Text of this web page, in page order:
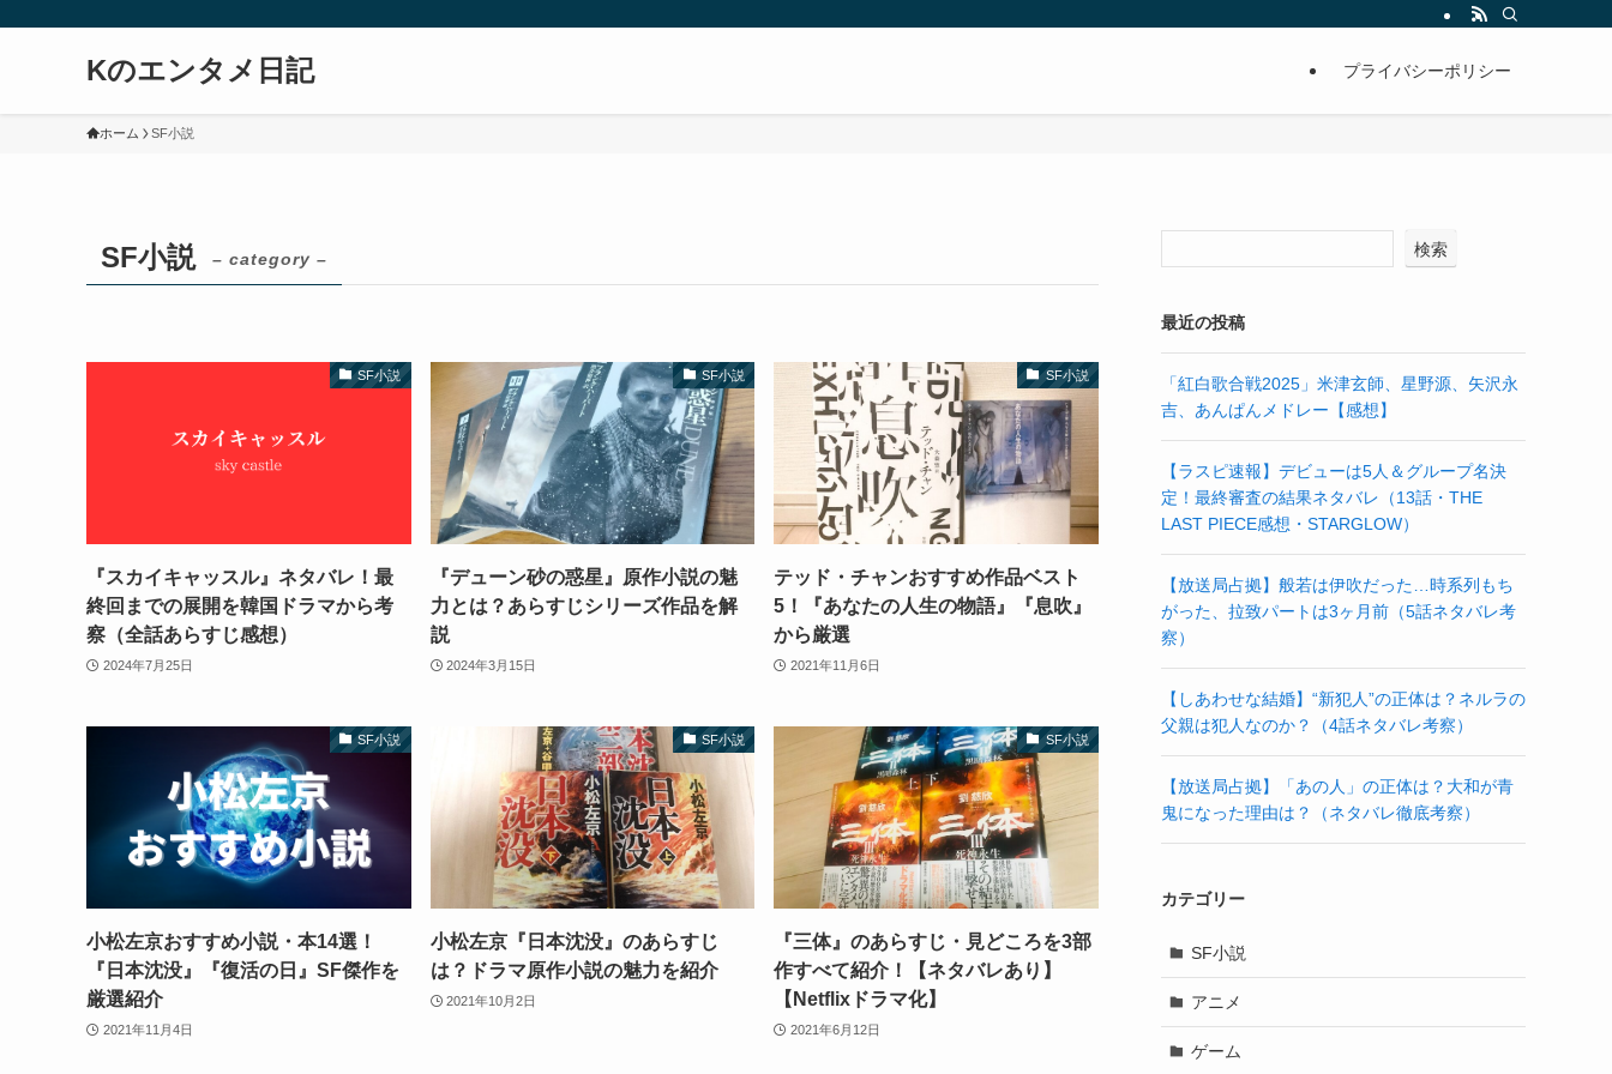
Kのエンタメ日記 プライバシーポリシー
ホーム SF小説
SF小説 – category –
SF小説
『スカイキャッスル』ネタバレ！最
終回までの展開を韓国ドラマから考
察（全話あらすじ感想）
2024年7月25日
SF小説
『デューン砂の惑星』原作小説の魅
力とは？あらすじシリーズ作品を解
説
2024年3月15日
SF小説
テッド・チャンおすすめ作品ベスト
5！『あなたの人生の物語』『息吹』
から厳選
2021年11月6日
SF小説
小松左京おすすめ小説・本14選！
『日本沈没』『復活の日』SF傑作を
厳選紹介
2021年11月4日
SF小説
小松左京『日本沈没』のあらすじ
は？ドラマ原作小説の魅力を紹介
2021年10月2日
SF小説
『三体』のあらすじ・見どころを3部
作すべて紹介！【ネタバレあり】
【Netflixドラマ化】
2021年6月12日
検索
最近の投稿
「紅白歌合戦2025」米津玄師、星野源、矢沢永
吉、あんぱんメドレー【感想】
【ラスピ速報】デビューは5人＆グループ名決
定！最終審査の結果ネタバレ（13話・THE
LAST PIECE感想・STARGLOW）
【放送局占拠】般若は伊吹だった…時系列もち
がった、拉致パートは3ヶ月前（5話ネタバレ考
察）
【しあわせな結婚】“新犯人”の正体は？ネルラの
父親は犯人なのか？（4話ネタバレ考察）
【放送局占拠】「あの人」の正体は？大和が青
鬼になった理由は？（ネタバレ徹底考察）
カテゴリー
SF小説
アニメ
ゲーム